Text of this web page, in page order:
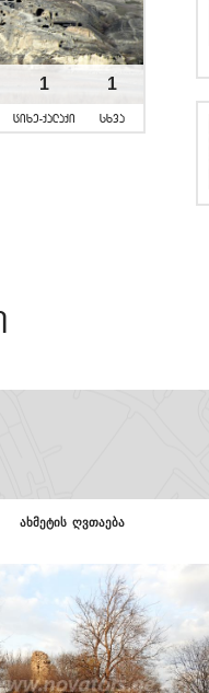
1
cixe-qalaqi
1
sxva
ქოლაგირი